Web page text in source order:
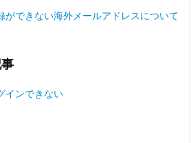
ができない海外メールアドレスについて
インできない